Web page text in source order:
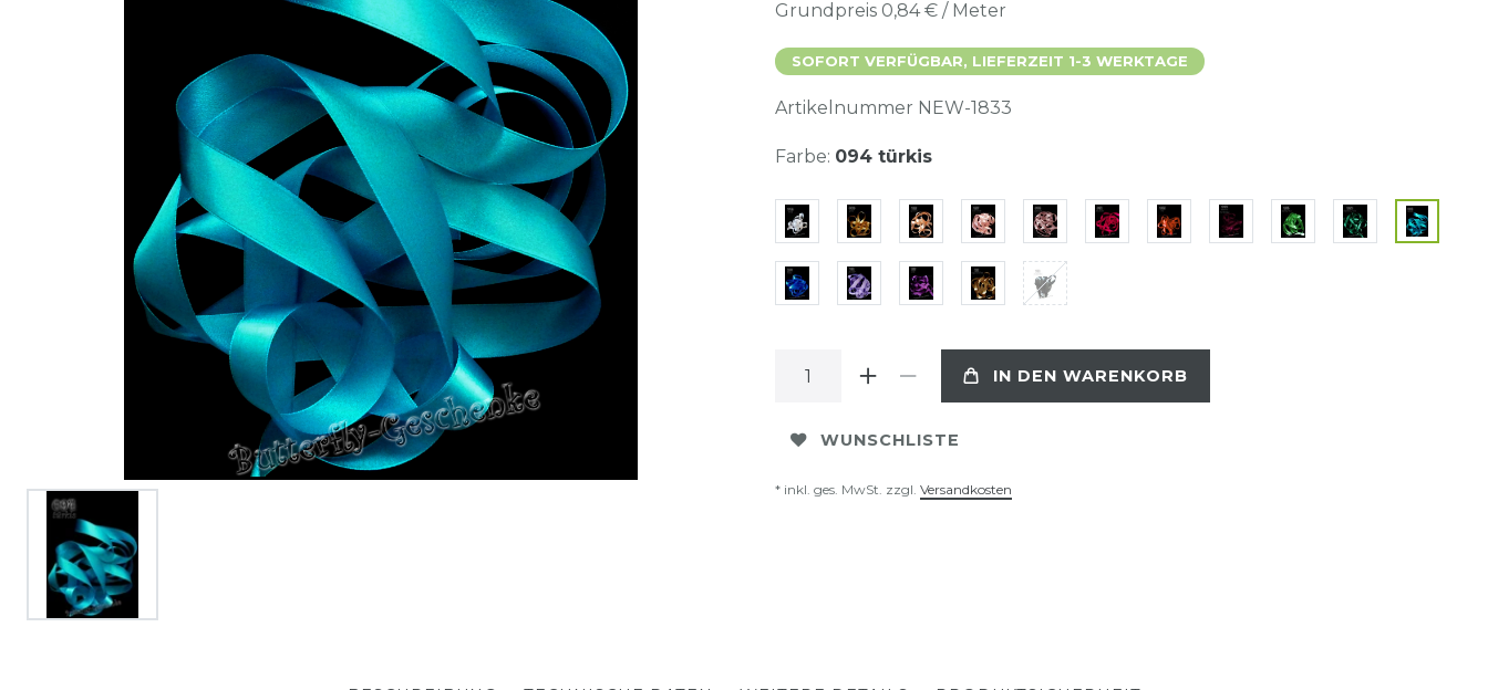
Grundpreis 0,84 € / Meter
SOFORT VERFÜGBAR, LIEFERZEIT 1-3 WERKTAGE
Artikelnummer NEW-1833
Farbe: 094 türkis
IN DEN WARENKORB
WUNSCHLISTE
* inkl. ges. MwSt. zzgl. Versandkosten